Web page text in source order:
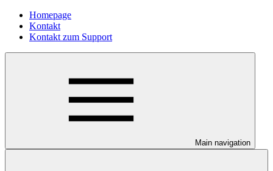
Homepage
Kontakt
Kontakt zum Support
Main navigation